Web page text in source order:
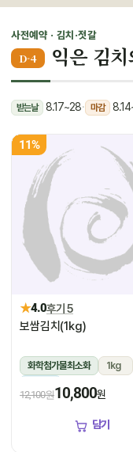
사전예약 · 김치·젓갈
D-4 익은 김
받는날 8.17~28· 마감
11%
★4.0후기 5
보쌈김치(1kg)
화학첨가물최소화
1kg
12,100원10,800원
담기